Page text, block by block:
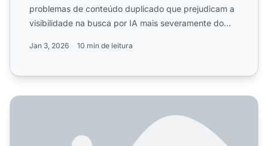
problemas de conteúdo duplicado que prejudicam a
visibilidade na busca por IA mais severamente do
Jan 3, 2026 10 min de leitura
Como os motores de busca com IA lidam com conteúdo